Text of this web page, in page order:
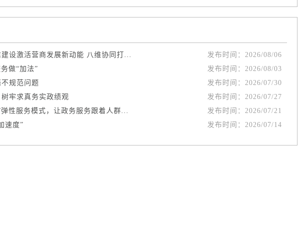
设激活营商发展新动能 八维协同打... 发布时间： 2026/08/06
做“加法”
发布时间： 2026/08/03
规范问题
发布时间： 2026/07/30
牢求真务实政绩观
发布时间： 2026/07/27
性服务模式，让政务服务跟着人群...
发布时间： 2026/07/21
速度”
发布时间： 2026/07/14